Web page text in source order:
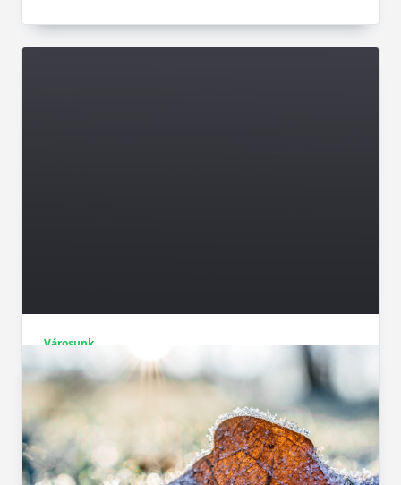
Városunk
Hózáporok is lehetnek pénteken a
hegyekben
A csütörtöki hidegfrontot követően pénteken
ennek hátoldalára kerülünk, emellett
magassági hidegörvény is alakítja